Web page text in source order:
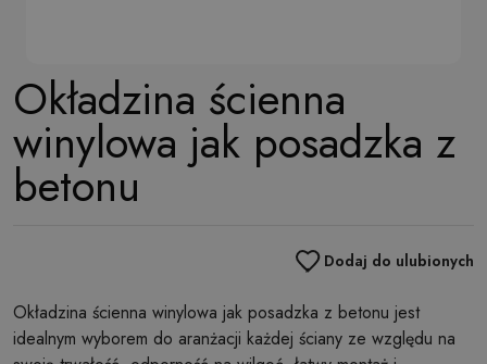
Okładzina ścienna
winylowa jak posadzka z
betonu
Dodaj do ulubionych
Okładzina ścienna winylowa jak posadzka z betonu jest
idealnym wyborem do aranżacji każdej ściany ze względu na